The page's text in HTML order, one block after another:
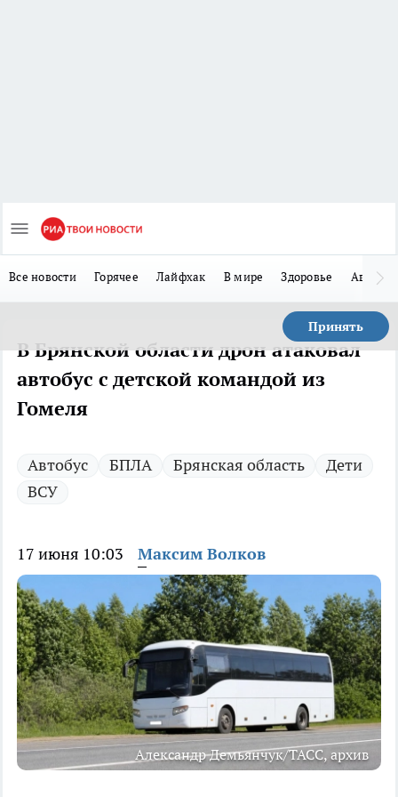
Все новости Горячее Лайфхак В мире Здоровье Авто
Принять
В Брянской области дрон атаковал
автобус с детской командой из
Гомеля
Автобус БПЛА Брянская область
Дети
ВСУ
17 июня 10:03 Максим Волков
Александр Демьянчук/ТАСС, архив